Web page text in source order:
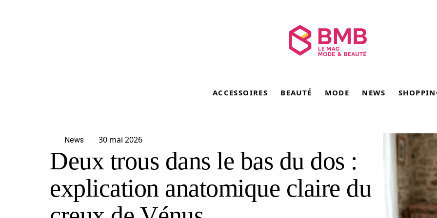
ACCESSOIRES BEAUTÉ MODE NEWS
News 30 mai 2026
Deux trous dans le bas du dos :
explication anatomique claire du